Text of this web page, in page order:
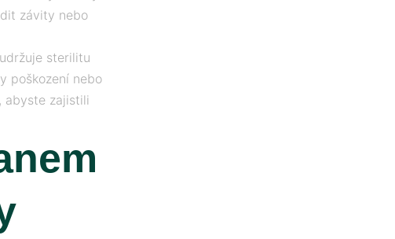
závity nebo
sterilitu
poškození nebo
abyste zajistili